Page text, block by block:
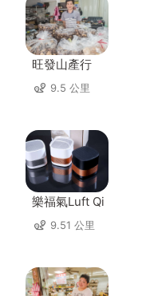
旺發山產行
9.5 公里
樂福氣Luft Qi
9.51 公里